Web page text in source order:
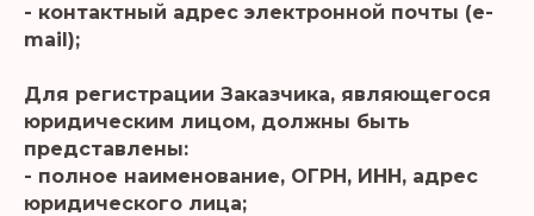
- контактный адрес электронной почты (e-
mail);
Для регистрации Заказчика, являющегося
юридическим лицом, должны быть
представлены:
- полное наименование, ОГРН, ИНН, адрес
юридического лица;